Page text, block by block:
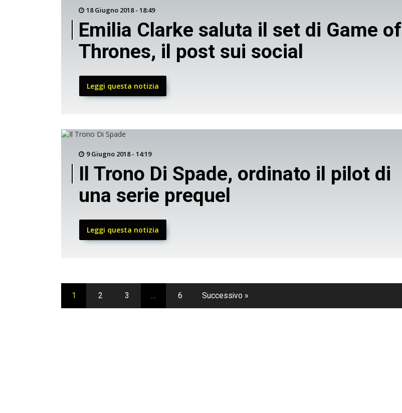
18 Giugno 2018 - 18:49
Emilia Clarke saluta il set di Game of
Thrones, il post sui social
Leggi questa notizia
9 Giugno 2018 - 14:19
Il Trono Di Spade, ordinato il pilot di
una serie prequel
Leggi questa notizia
1 2 3 … 6 Successivo »